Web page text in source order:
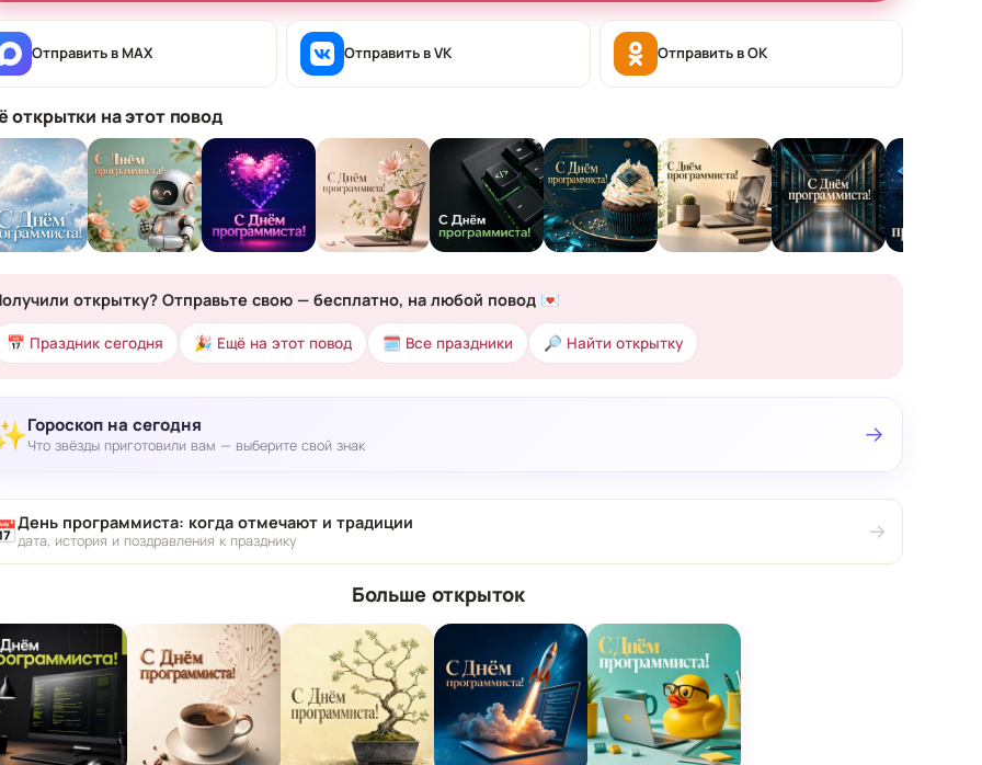
Отправить в MAX Отправить в VK Отправить в OK
открытки на этот повод
открытку? Отправьте свою — бесплатно, на любой повод 💌
📅 Праздник сегодня 🎉 Ещё на этот повод 🗓 Все праздники 🔎 Найти открытку
Гороскоп на сегодня
Что звёзды приготовили вам — выберите свой знак →
День программиста: когда отмечают и традиции
дата, история и поздравления к празднику →
Больше открыток